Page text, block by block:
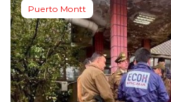
Puerto Montt